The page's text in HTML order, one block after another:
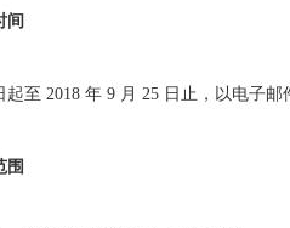
间
起至 2018 年 9 月 25 日止，以电子邮
围